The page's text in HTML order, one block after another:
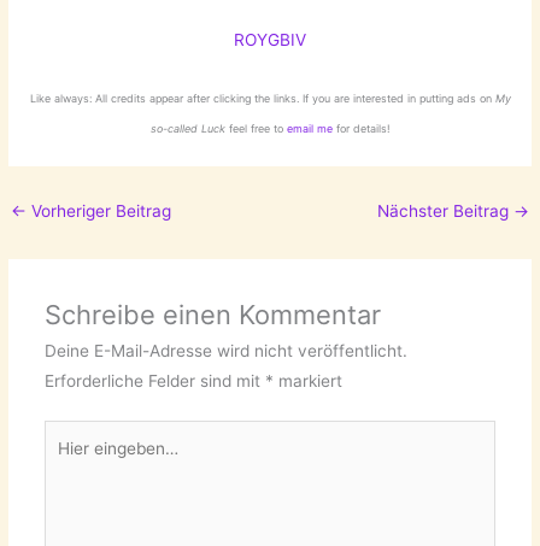
ROYGBIV
Like always: All credits appear after clicking the links. If you are interested in putting ads on My
so-called Luckfeel free toemail me for details!
← Vorheriger Beitrag Nächster Beitrag →
Schreibe einen Kommentar
Deine E-Mail-Adresse wird nicht veröffentlicht.
Erforderliche Felder sind mit * markiert
eingeben…